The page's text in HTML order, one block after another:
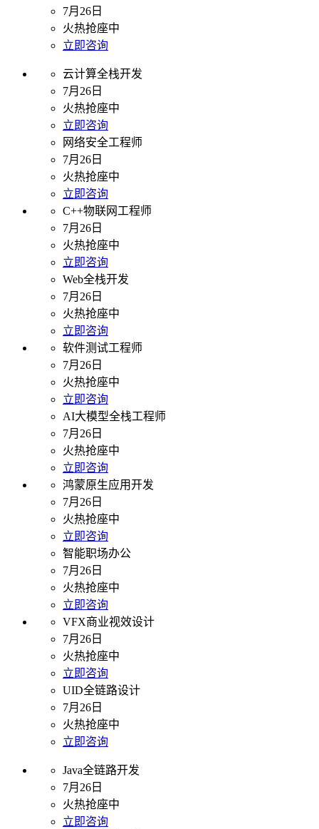
7月26日
火热抢座中
立即咨询
云计算全栈开发
7月26日
火热抢座中
立即咨询
网络安全工程师
7月26日
火热抢座中
立即咨询
C++物联网工程师
7月26日
火热抢座中
立即咨询
Web全栈开发
7月26日
火热抢座中
立即咨询
软件测试工程师
7月26日
火热抢座中
立即咨询
AI大模型全栈工程师
7月26日
火热抢座中
立即咨询
鸿蒙原生应用开发
7月26日
火热抢座中
立即咨询
智能职场办公
7月26日
火热抢座中
立即咨询
VFX商业视效设计
7月26日
火热抢座中
立即咨询
UID全链路设计
7月26日
火热抢座中
立即咨询
Java全链路开发
7月26日
火热抢座中
立即咨询